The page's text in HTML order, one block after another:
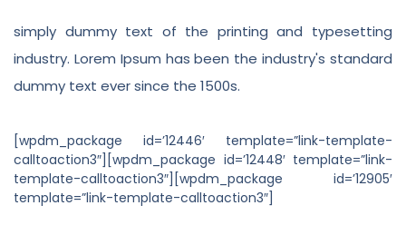
simply dummy text of the printing and typesetting
industry. Lorem Ipsum has been the industry's standard
dummy text ever since the 1500s.
[wpdm_package id=’12446′ template=”link-template-
calltoaction3″][wpdm_package id=’12448′ template=”link-
template-calltoaction3″][wpdm_package id=’12905′
template=”link-template-calltoaction3″]